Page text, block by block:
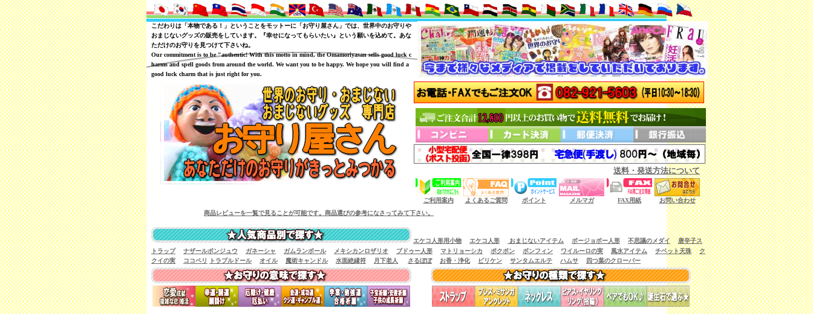
こだわりは「本物である！」ということをモットーに「お守り屋さん」では、世界中のお守りや
おまじないグッズの販売をしています。『幸せになってもらいたい』という願いを込めて。あな
ただけのお守りを見つけて下さいね。
Our commitment is to be "authentic! With this motto in mind, the Omamoriyasan sells good luck c
harms and spell goods from around the world. We want you to be happy. We hope you will find a
good luck charm that is just right for you.
送料・発送方法について
ご利用案内 よくあるご質問 ポイント メルマガ FAX用紙
お問い合わせ
商品レビューを一覧で見ることが可能です。商品選びの参考になさってみて下さい。
エケコ人形用小物 エケコ人形 おまじないアイテム ボージョボー人形 不思議のメダイ
唐辛子ス
トラップ
ナザールボンジュウ ガネーシャ ガムランボール メキシカンロザリオ ブドゥー人形 マトリョーシカ ポクポン ボンフィン ワイルーロの実 風水アイテム チベット天珠
ク
クイの実
ココペリ トラブルドール オイル 魔術キャンドル 水面絶縁符 月下老人 さるぼぼ お香・浄化 ビリケン サンタムエルテ ハムサ 四つ葉のクローバー